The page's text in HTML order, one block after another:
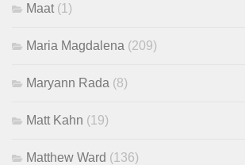
Maat (1)
Maria Magdalena (209)
Maryann Rada (8)
Matt Kahn (19)
Matthew Ward (136)